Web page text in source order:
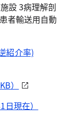
設 3病理解剖
者輸送用自動
紹介率)
）
現在）